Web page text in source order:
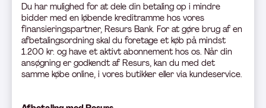
Du har mulighed for at dele din betaling op i mindre
bidder med en løbende kreditramme hos vores
finansieringspartner, Resurs Bank. For at gøre brug af en
afbetalingsordning skal du foretage et køb på mindst
1.200 kr. og have et aktivt abonnement hos os. Når din
ansøgning er godkendt af Resurs, kan du med det
samme købe online, i vores butikker eller via kundeservice.